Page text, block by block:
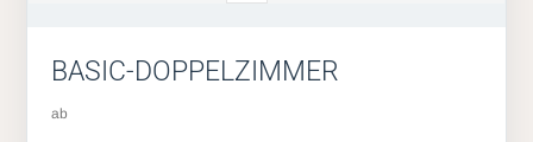
BASIC-DOPPELZIMMER
ab